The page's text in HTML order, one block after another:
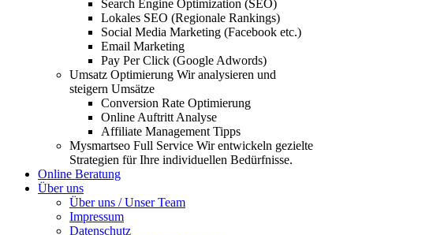
Search Engine Optimization (SEO)
Lokales SEO (Regionale Rankings)
Social Media Marketing (Facebook etc.)
Email Marketing
Pay Per Click (Google Adwords)
Umsatz Optimierung Wir analysieren und
steigern Umsätze
Conversion Rate Optimierung
Online Auftritt Analyse
Affiliate Management Tipps
Mysmartseo Full Service Wir entwickeln gezielte
Strategien für Ihre individuellen Bedürfnisse.
Online Beratung
Über uns
Über uns / Unser Team
Impressum
Datenschutz